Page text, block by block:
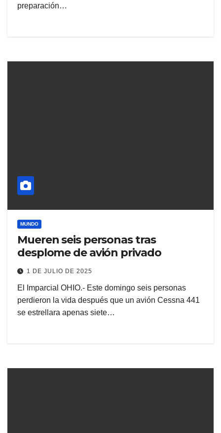
preparación…
MUNDO
Mueren seis personas tras
desplome de avión privado
1 DE JULIO DE 2025
El Imparcial OHIO.- Este domingo seis personas
perdieron la vida después que un avión Cessna 441
se estrellara apenas siete…